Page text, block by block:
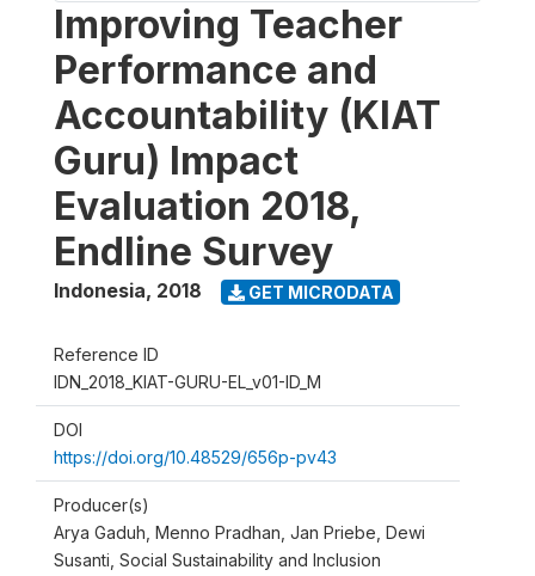
Improving Teacher
Performance and
Accountability (KIAT
Guru) Impact
Evaluation 2018,
Endline Survey
Indonesia, 2018 GET MICRODATA
Reference ID
IDN_2018_KIAT-GURU-EL_v01-ID_M
DOI
https://doi.org/10.48529/656p-pv43
Producer(s)
Arya Gaduh, Menno Pradhan, Jan Priebe, Dewi
Susanti, Social Sustainability and Inclusion